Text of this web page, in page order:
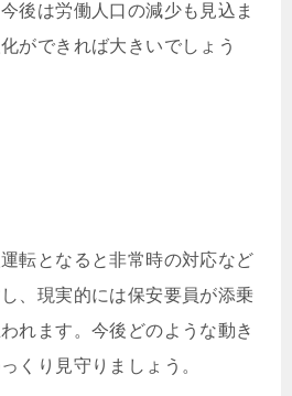
後は労働人口の減少も見込ま
ができれば大きいでしょう
転となると非常時の対応など
、現実的には保安要員が添乗
れます。今後どのような動き
くり見守りましょう。